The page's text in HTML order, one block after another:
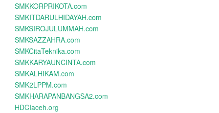
SMKKORPRIKOTA.com
SMKITDARULHIDAYAH.com
SMKSIROJULUMMAH.com
SMKSAZZAHRA.com
SMKCitaTeknika.com
SMKKARYAUNCINTA.com
SMKALHIKAM.com
SMK2LPPM.com
SMKHARAPANBANGSA2.com
HDCIaceh.org